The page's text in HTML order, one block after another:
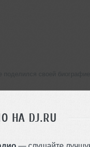
НА DJ.RU
— слушайте